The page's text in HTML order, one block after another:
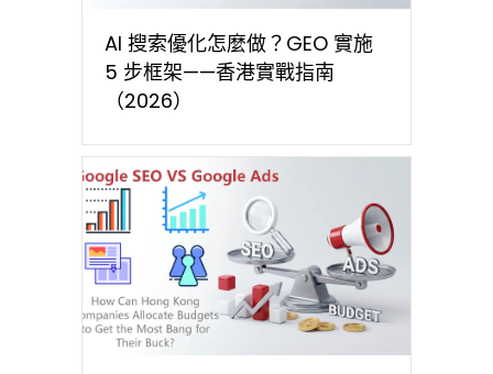
AI 搜索優化怎麼做？GEO 實施
5 步框架——香港實戰指南
（2026）